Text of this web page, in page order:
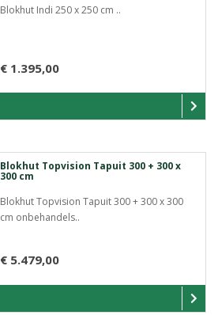
Blokhut Indi 250 x 250 cm ..
€ 1.395,00
Blokhut Topvision Tapuit 300 + 300 x
300 cm
Blokhut Topvision Tapuit 300 + 300 x 300
cm onbehandels..
€ 5.479,00